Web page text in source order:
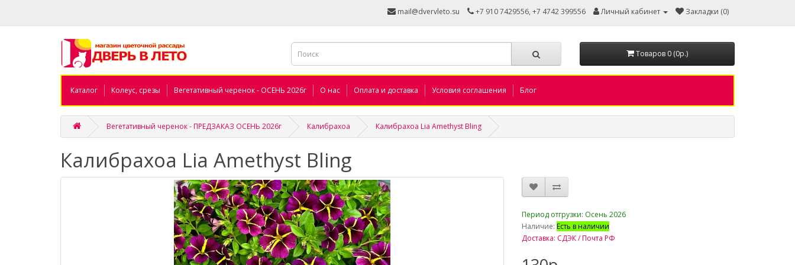
mail@dvervleto.su +7 910 7429556, +7 4742 399556 Личный кабинет Закладки (0)
Товаров 0 (0р.)
Каталог Колеус, срезы Вегетативный черенок - ОСЕНЬ 2026г О нас Оплата и доставка Условия соглашения Блог
Вегетативный черенок - ПРЕДЗАКАЗ ОСЕНЬ 2026г Калибрахоа Калибрахоа Lia Amethyst Bling
Калибрахоа Lia Amethyst Bling
Период отгрузки: Осень 2026
Наличие: Есть в наличии
Доставка: СДЭК / Почта РФ